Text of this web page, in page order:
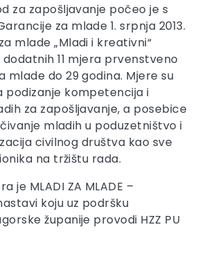
za zapošljavanje počeo je s
za mlade 1. srpnja 2013.
mlade „Mladi i kreativni“
11 mjera prvenstveno
mlade do 29 godina. Mjere su
podizanje kompetencija i
za zapošljavanje, a posebice
mladih u poduzetništvo i
civilnog društva kao sve
na tržištu rada.
je MLADI ZA MLADE –
koju uz podršku
županije provodi HZZ PU